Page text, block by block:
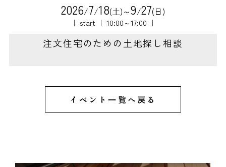
2026/7/18(土)～9/27(日)
｜ start ｜ 10:00～17:00 ｜
注文住宅のための土地探し相談
イベント一覧へ戻る